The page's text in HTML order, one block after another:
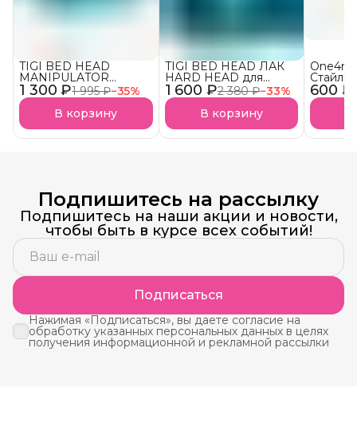
1 300 ₽1 995 ₽−35%
TIGI BED HEAD
MANIPULATOR
текстурирующая паста
для волос АКЦИЯ!
В корзину
1 600 ₽2 380 ₽−33%
TIGI BED HEAD ЛАК
HARD HEAD для
супер сильной
фиксации АКЦИЯ!
В корзину
600 ₽
четких
Подпишитесь на рассылку
Подпишитесь на наши акции и новости,
чтобы быть в курсе всех событий!
Подписаться
Нажимая «Подписаться», вы даете согласие на
обработку указанных персональных данных в целях
получения информационной и рекламной рассылки